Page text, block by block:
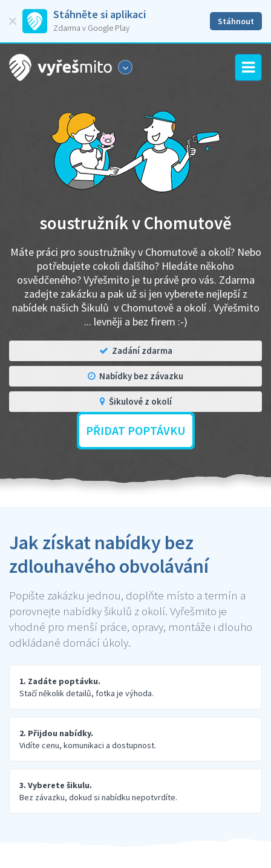
Stáhněte si aplikaci
Zdarma v Google Play
Stáhnout
soustružník v Chomutově
Máte práci pro soustružníky v Chomutově a okolí? Nebo
potřebujete cokoli dalšího? Hledáte někoho
osvědčeného? Vyřešmito je tu právě pro vás. Zdarma
zadejte zakázku a pak už si jen vyberete nejlepší z
nabídek našich Šikulů v Chomutově a okolí . Vyřešmito
... levněji a bez firem :-)
Zadání zdarma
Nabídky bez závazku
Šikulové z okolí
PŘIDAT POPTÁVKU
Jak získat nabídky bez
zdlouhavého obvolávání
Popište zakázku jednou, doplňte místo a termín a
porovnejte nabídky šikulů z okolí. Vyřešmito je
vhodné pro menší práce, opravy, montáže i dlouho
odkládané domácí úkoly.
1. Zadáte poptávku.
Stačí několik detailů, fotka je výhoda.
2. Přijdou nabídky.
Vidíte cenu, komunikaci a dostupnost.
3. Vyberete šikulu.
Bez závazku, dokud si nabídku nepotvrdíte.